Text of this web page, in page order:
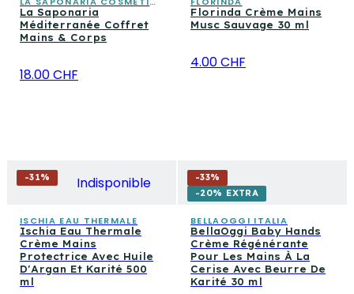
La Saponaria
Méditerranée Coffret
Mains & Corps
18.00 CHF
Florinda Crème Mains
Musc Sauvage 30 ml
4.00 CHF
-31% Indisponible
ISCHIA EAU THERMALE
Ischia Eau Thermale
Crème Mains
Protectrice Avec Huile
D'Argan Et Karité 500
ml
-33%
-20% EXTRA
BELLAOGGI ITALIA
BellaOggi Baby Hands
Crème Régénérante
Pour Les Mains À La
Cerise Avec Beurre De
Karité 30 ml